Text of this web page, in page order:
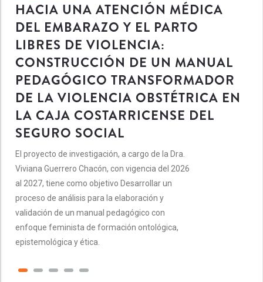
HACIA UNA ATENCIÓN MÉDICA
DEL EMBARAZO Y EL PARTO
LIBRES DE VIOLENCIA:
CONSTRUCCIÓN DE UN MANUAL
PEDAGÓGICO TRANSFORMADOR
DE LA VIOLENCIA OBSTÉTRICA EN
LA CAJA COSTARRICENSE DEL
SEGURO SOCIAL
El proyecto de investigación, a cargo de la Dra.
Viviana Guerrero Chacón, con vigencia del 2026
al 2027, tiene como objetivo Desarrollar un
proceso de análisis para la elaboración y
validación de un manual pedagógico con
enfoque feminista de formación ontológica,
epistemológica y ética.